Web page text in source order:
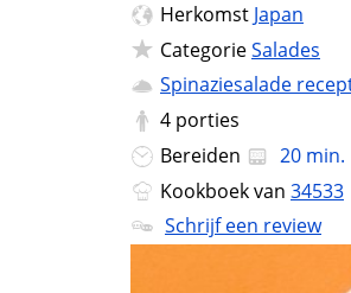
Herkomst Japan
CategorieSalades
Spinaziesalade
4 porties
Bereiden
20 min.
Kookboek van 34533
Schrijf een review